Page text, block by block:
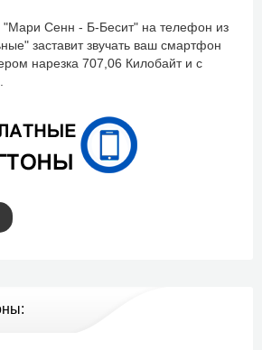
"Мари Сенн - Б-Бесит" на телефон из
заставит звучать ваш смартфон
нарезка 707,06 Килобайт и с